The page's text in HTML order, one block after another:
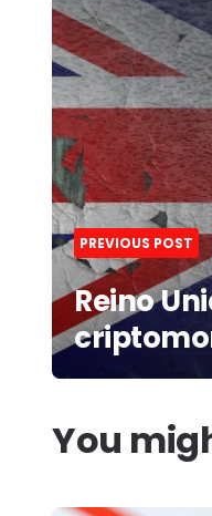
PREVIOUS POST
Reino
You